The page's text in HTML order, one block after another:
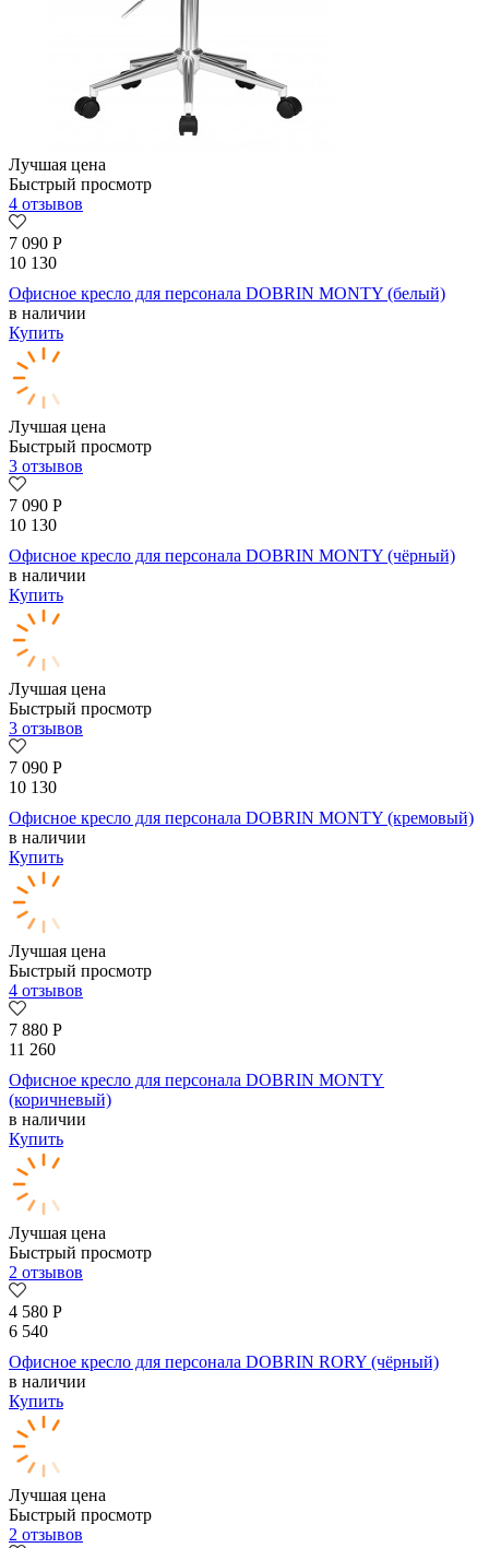
Лучшая цена
Быстрый просмотр
4 отзывов
7 090 Р
10 130
Офисное кресло для персонала DOBRIN MONTY (белый)
в наличии
Купить
Лучшая цена
Быстрый просмотр
3 отзывов
7 090 Р
10 130
Офисное кресло для персонала DOBRIN MONTY (чёрный)
в наличии
Купить
Лучшая цена
Быстрый просмотр
3 отзывов
7 090 Р
10 130
Офисное кресло для персонала DOBRIN MONTY (кремовый)
в наличии
Купить
Лучшая цена
Быстрый просмотр
4 отзывов
7 880 Р
11 260
Офисное кресло для персонала DOBRIN MONTY
(коричневый)
в наличии
Купить
Лучшая цена
Быстрый просмотр
2 отзывов
4 580 Р
6 540
Офисное кресло для персонала DOBRIN RORY (чёрный)
в наличии
Купить
Лучшая цена
Быстрый просмотр
2 отзывов